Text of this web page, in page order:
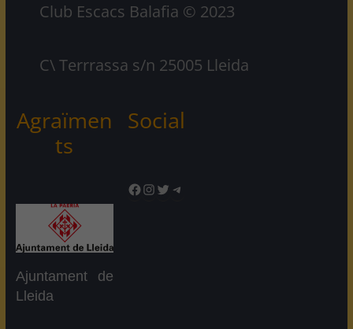
Club Escacs Balafia © 2023
C\ Terrrassa s/n 25005 Lleida
Agraïmen
ts
Ajuntament de
Lleida
Social
Facebook
Instagram
TwitterTelegram